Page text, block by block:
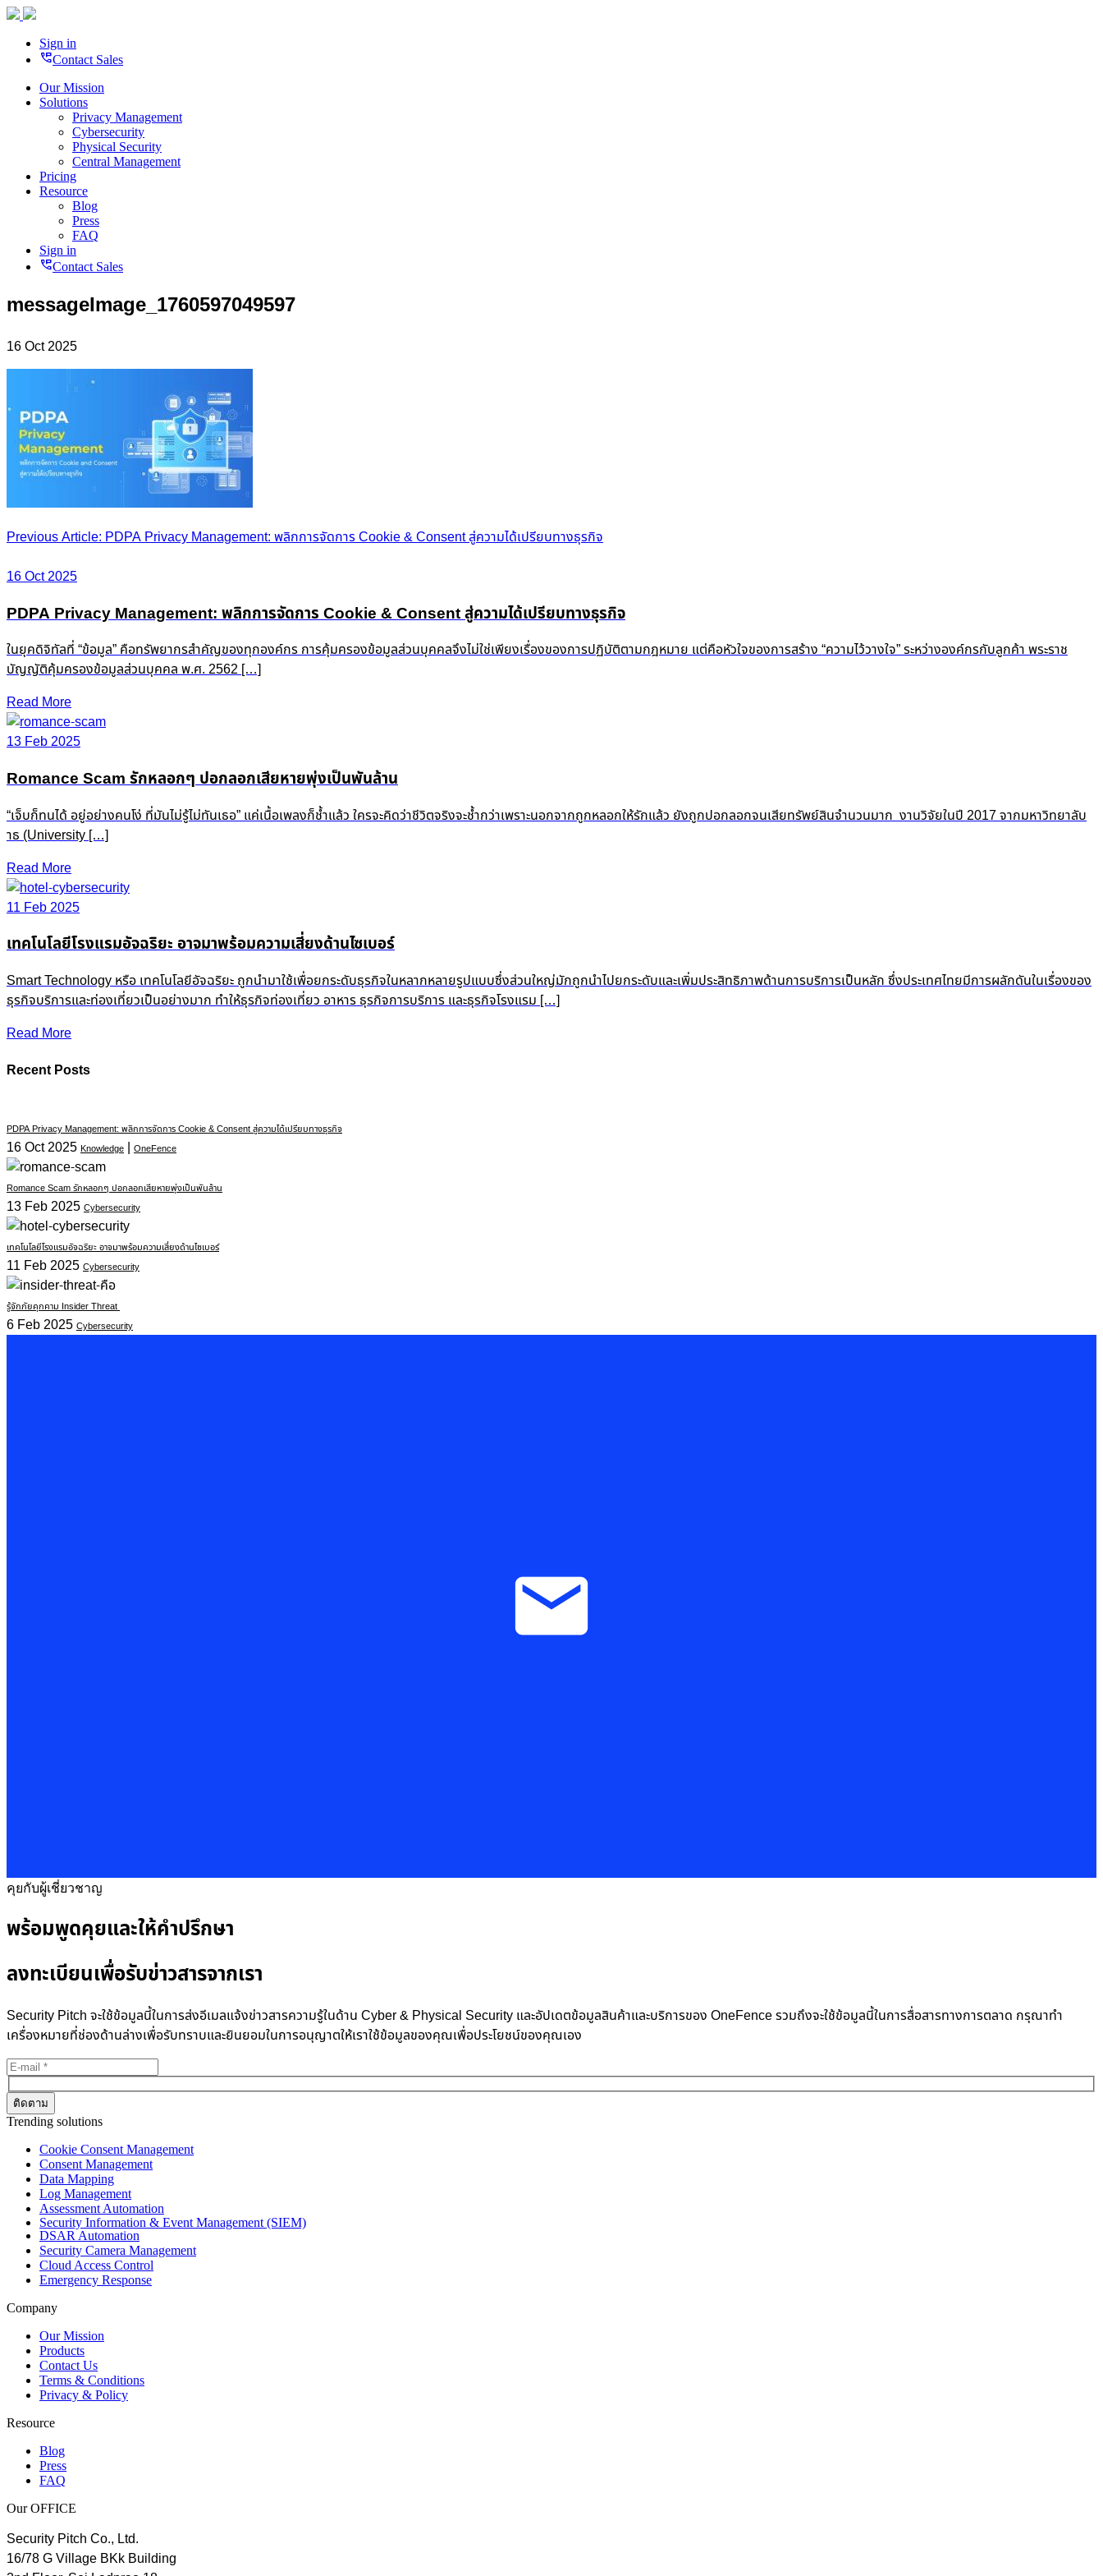
Sign in
perm_phone_msgContact Sales
Our Mission
Solutions
Privacy Management
Cybersecurity
Physical Security
Central Management
Pricing
Resource
Blog
Press
FAQ
Sign in
perm_phone_msgContact Sales
messageImage_1760597049597
16 Oct 2025
Post
navigation
Previous Article: PDPA Privacy Management: พลิกการจัดการ Cookie & Consent สู่ความได้เปรียบทางธุรกิจ
16 Oct 2025
PDPA Privacy Management: พลิกการจัดการ Cookie & Consent สู่ความได้เปรียบทางธุรกิจ
ในยุคดิจิทัลที่ “ข้อมูล” คือทรัพยากรสำคัญของทุกองค์กร การคุ้มครองข้อมูลส่วนบุคคลจึงไม่ใช่เพียงเรื่องของการปฏิบัติตามกฎหมาย แต่คือหัวใจของการสร้าง “ความไว้วางใจ” ระหว่างองค์กรกับลูกค้า พระราช
บัญญัติคุ้มครองข้อมูลส่วนบุคคล พ.ศ. 2562 […]
Read More
13 Feb 2025
Romance Scam รักหลอกๆ ปอกลอกเสียหายพุ่งเป็นพันล้าน
“เจ็บก็ทนได้ อยู่อย่างคนโง่ ที่มันไม่รู้ไม่ทันเธอ” แค่เนื้อเพลงก็ช้ำแล้ว ใครจะคิดว่าชีวิตจริงจะช้ำกว่าเพราะนอกจากถูกหลอกให้รักแล้ว ยังถูกปอกลอกจนเสียทรัพย์สินจำนวนมาก งานวิจัยในปี 2017 จากมหาวิทยาลับ
าธ (University […]
Read More
11 Feb 2025
เทคโนโลยีโรงแรมอัจฉริยะ อาจมาพร้อมความเสี่ยงด้านไซเบอร์
Smart Technology หรือ เทคโนโลยีอัจฉริยะ ถูกนำมาใช้เพื่อยกระดับธุรกิจในหลากหลายรูปแบบซึ่งส่วนใหญ่มักถูกนำไปยกระดับและเพิ่มประสิทธิภาพด้านการบริการเป็นหลัก ซึ่งประเทศไทยมีการผลักดันในเรื่องของ
ธุรกิจบริการและท่องเที่ยวเป็นอย่างมาก ทำให้ธุรกิจท่องเที่ยว อาหาร ธุรกิจการบริการ และธุรกิจโรงแรม […]
Read More
Recent Posts
PDPA Privacy Management: พลิกการจัดการ Cookie & Consent สู่ความได้เปรียบทางธุรกิจ
16 Oct 2025 Knowledge | OneFence
Romance Scam รักหลอกๆ ปอกลอกเสียหายพุ่งเป็นพันล้าน
13 Feb 2025 Cybersecurity
เทคโนโลยีโรงแรมอัจฉริยะ อาจมาพร้อมความเสี่ยงด้านไซเบอร์
11 Feb 2025 Cybersecurity
รู้จักภัยคุกคาม Insider Threat
6 Feb 2025 Cybersecurity
คุยกับผู้เชี่ยวชาญ
พร้อมพูดคุยและให้คำปรึกษา
ลงทะเบียนเพื่อรับข่าวสารจากเรา
Security Pitch จะใช้ข้อมูลนี้ในการส่งอีเมลแจ้งข่าวสารความรู้ในด้าน Cyber & Physical Security และอัปเดตข้อมูลสินค้าและบริการของ OneFence รวมถึงจะใช้ข้อมูลนี้ในการสื่อสารทางการตลาด กรุณาทำ
เครื่องหมายที่ช่องด้านล่างเพื่อรับทราบและยินยอมในการอนุญาตให้เราใช้ข้อมูลของคุณเพื่อประโยชน์ของคุณเอง
Trending solutions
Cookie Consent Management
Consent Management
Data Mapping
Log Management
Assessment Automation
Security Information & Event Management (SIEM)
DSAR Automation
Security Camera Management
Cloud Access Control
Emergency Response
Company
Our Mission
Products
Contact Us
Terms & Conditions
Privacy & Policy
Resource
Blog
Press
FAQ
Our OFFICE
Security Pitch Co., Ltd.
16/78 G Village BKk Building